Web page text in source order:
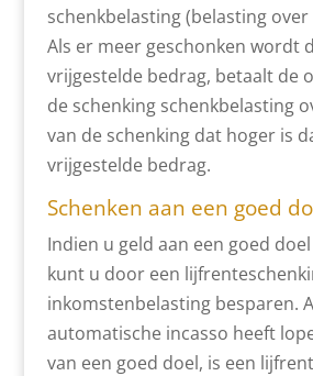
schenkbelasting (belasting over
Als er meer geschonken wordt
vrijgestelde bedrag, betaalt de
de schenking schenkbelasting
van de schenking dat hoger is
vrijgestelde bedrag.
Schenken aan een goed
Indien u geld aan een goed
kunt u door een
inkomstenbelasting besparen.
automatische incasso heeft
van een goed doel, is een